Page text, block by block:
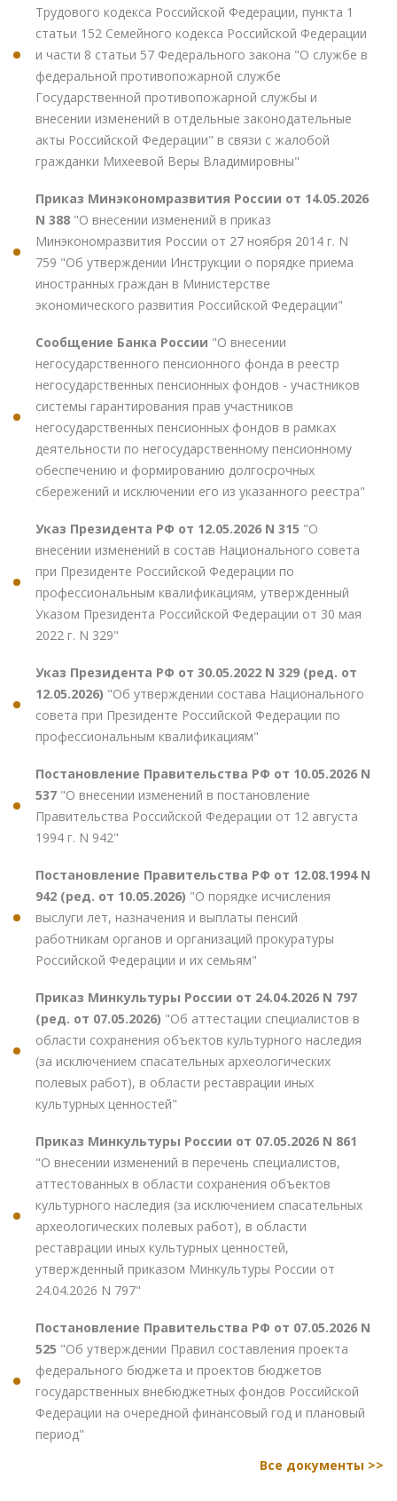
Трудового кодекса Российской Федерации, пункта 1
статьи 152 Семейного кодекса Российской Федерации
и части 8 статьи 57 Федерального закона "О службе в
федеральной противопожарной службе
Государственной противопожарной службы и
внесении изменений в отдельные законодательные
акты Российской Федерации" в связи с жалобой
гражданки Михеевой Веры Владимировны"
Приказ Минэкономразвития России от 14.05.2026
N 388 "О внесении изменений в приказ
Минэкономразвития России от 27 ноября 2014 г. N
759 "Об утверждении Инструкции о порядке приема
иностранных граждан в Министерстве
экономического развития Российской Федерации"
Сообщение Банка России "О внесении
негосударственного пенсионного фонда в реестр
негосударственных пенсионных фондов - участников
системы гарантирования прав участников
негосударственных пенсионных фондов в рамках
деятельности по негосударственному пенсионному
обеспечению и формированию долгосрочных
сбережений и исключении его из указанного реестра"
Указ Президента РФ от 12.05.2026 N 315 "О
внесении изменений в состав Национального совета
при Президенте Российской Федерации по
профессиональным квалификациям, утвержденный
Указом Президента Российской Федерации от 30 мая
2022 г. N 329"
Указ Президента РФ от 30.05.2022 N 329 (ред. от
12.05.2026) "Об утверждении состава Национального
совета при Президенте Российской Федерации по
профессиональным квалификациям"
Постановление Правительства РФ от 10.05.2026 N
537 "О внесении изменений в постановление
Правительства Российской Федерации от 12 августа
1994 г. N 942"
Постановление Правительства РФ от 12.08.1994 N
942 (ред. от 10.05.2026) "О порядке исчисления
выслуги лет, назначения и выплаты пенсий
работникам органов и организаций прокуратуры
Российской Федерации и их семьям"
Приказ Минкультуры России от 24.04.2026 N 797
(ред. от 07.05.2026) "Об аттестации специалистов в
области сохранения объектов культурного наследия
(за исключением спасательных археологических
полевых работ), в области реставрации иных
культурных ценностей"
Приказ Минкультуры России от 07.05.2026 N 861
"О внесении изменений в перечень специалистов,
аттестованных в области сохранения объектов
культурного наследия (за исключением спасательных
археологических полевых работ), в области
реставрации иных культурных ценностей,
утвержденный приказом Минкультуры России от
24.04.2026 N 797"
Постановление Правительства РФ от 07.05.2026 N
525 "Об утверждении Правил составления проекта
федерального бюджета и проектов бюджетов
государственных внебюджетных фондов Российской
Федерации на очередной финансовый год и плановый
период"
Все документы >>